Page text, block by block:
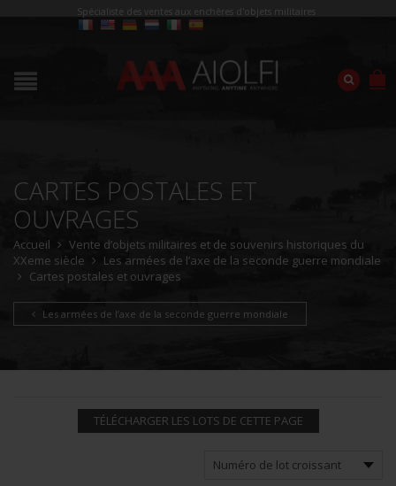
Spécialiste des ventes aux enchères d'objets militaires
CARTES POSTALES ET
OUVRAGES
Accueil
Vente d’objets militaires et de souvenirs historiques du
XXeme siècle
Les armées de l’axe de la seconde guerre mondiale
Cartes postales et ouvrages
Les armées de l’axe de la seconde guerre mondiale
TÉLÉCHARGER LES LOTS DE CETTE PAGE